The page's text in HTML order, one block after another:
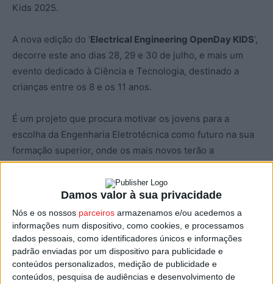
Damos valor à sua privacidade
Nós e os nossos parceiros armazenamos e/ou acedemos a
informações num dispositivo, como cookies, e processamos
dados pessoais, como identificadores únicos e informações
padrão enviadas por um dispositivo para publicidade e
conteúdos personalizados, medição de publicidade e
conteúdos, pesquisa de audiências e desenvolvimento de
Kids 2025.
A nova edição do ‘Electrical Engineering OpenDay KIDS‘,
decorre este ano dias 28, 29 e 30 de julho, e mais um
evento dedicado à Ciência e Tecnologia, destinado a
crianças entre os 8 e os 11 anos.
É um projeto que procura motivar os jovens para a
escolha da Engenharia Eletrotécnica como futuro na sua
formação superior, onde os mais novos terão a
oportunidade de participar num programa repleto de
atividades práticas e lúdicas, onde serão acompanhados
por professores e estudantes da escola.
Da eletrónica à robótica, passando pela energia e pelos
sistemas interativos, tudo está pensado para estimular a
criatividade e a curiosidade científica de forma divertida.